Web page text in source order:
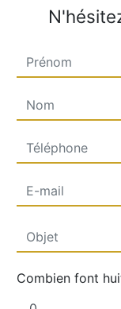
Combien font